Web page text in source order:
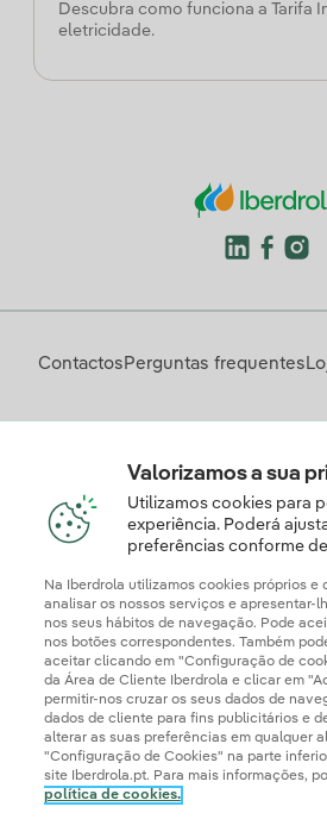
Descubra como funciona a Tarifa
eletricidade.
Contactos Perguntas frequentes
Valorizamos a sua
Utilizamos cookies para
experiência. Poderá
preferências conforme
Na Iberdrola utilizamos cookies próprios e
analisar os nossos serviços e apresentar-
nos seus hábitos de navegação. Pode
nos botões correspondentes. Também
aceitar clicando em "Configuração de
da Área de Cliente Iberdrola e clicar em
permitir-nos cruzar os seus dados de
dados de cliente para fins publicitários e
alterar as suas preferências em qualquer
"Configuração de Cookies" na parte
site Iberdrola.pt. Para mais informações,
política de cookies.